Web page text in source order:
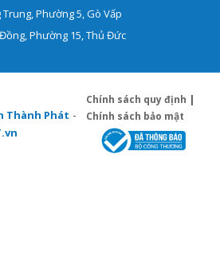
Phường 5, Gò Vấp
Phường 15, Thủ Đức
Thành Phát -
Chính sách quy định |
Chính sách bảo mật